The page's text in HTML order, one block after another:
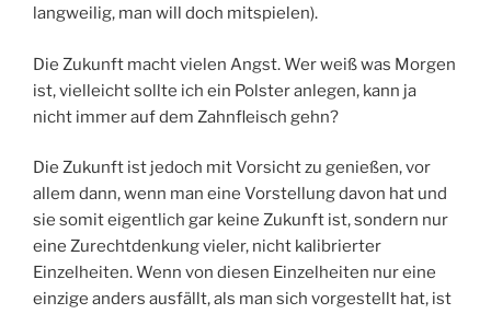
langweilig, man will doch mitspielen).
Die Zukunft macht vielen Angst. Wer weiß was Morgen
ist, vielleicht sollte ich ein Polster anlegen, kann ja
nicht immer auf dem Zahnfleisch gehn?
Die Zukunft ist jedoch mit Vorsicht zu genießen, vor
allem dann, wenn man eine Vorstellung davon hat und
sie somit eigentlich gar keine Zukunft ist, sondern nur
eine Zurechtdenkung vieler, nicht kalibrierter
Einzelheiten. Wenn von diesen Einzelheiten nur eine
einzige anders ausfällt, als man sich vorgestellt hat, ist